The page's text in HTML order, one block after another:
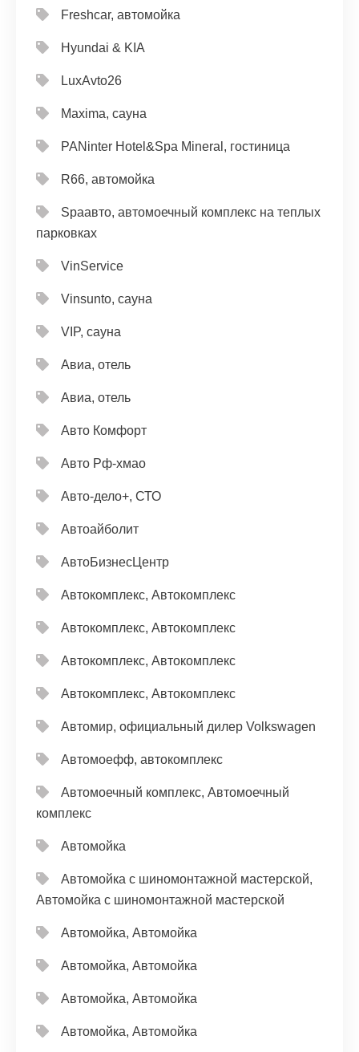
Freshcar, автомойка
Hyundai & KIA
LuxAvto26
Maxima, сауна
PANinter Hotel&Spa Mineral, гостиница
R66, автомойка
Spaавто, автомоечный комплекс на теплых
парковках
VinService
Vinsunto, сауна
VIP, сауна
Авиа, отель
Авиа, отель
Авто Комфорт
Авто Рф-хмао
Авто-дело+, СТО
Автоайболит
АвтоБизнесЦентр
Автокомплекс, Автокомплекс
Автокомплекс, Автокомплекс
Автокомплекс, Автокомплекс
Автокомплекс, Автокомплекс
Автомир, официальный дилер Volkswagen
Автомоефф, автокомплекс
Автомоечный комплекс, Автомоечный
комплекс
Автомойка
Автомойка с шиномонтажной мастерской,
Автомойка с шиномонтажной мастерской
Автомойка, Автомойка
Автомойка, Автомойка
Автомойка, Автомойка
Автомойка, Автомойка